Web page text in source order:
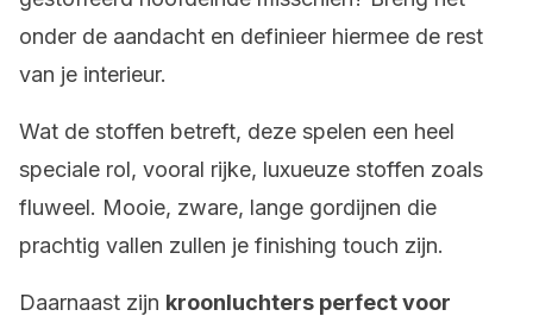
onder de aandacht en definieer hiermee de rest
van je interieur.
Wat de stoffen betreft, deze spelen een heel
speciale rol, vooral rijke, luxueuze stoffen zoals
fluweel. Mooie, zware, lange gordijnen die
prachtig vallen zullen je finishing touch zijn.
Daarnaast zijn kroonluchters perfect voor